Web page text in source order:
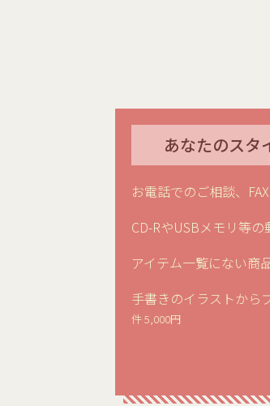
あなたのスタ
お電話でのご相談、
CD-RやUSBメモリ等
アイテム一覧にない商
手書きのイラストから
件 5,000円